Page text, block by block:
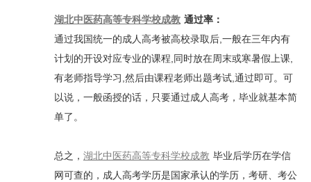
湖北中医药高等专科学校成教 通过率：
通过我国统一的成人高考被高校录取后,一般在三年内有
计划的开设对应专业的课程,同时放在周末或寒暑假上课,
有老师指导学习,然后由课程老师出题考试,通过即可。可
以说，一般函授的话，只要通过成人高考，毕业就基本简
单了。
总之， 湖北中医药高等专科学校成教 毕业后学历在学信
网可查的，成人高考学历是国家承认的学历，考研、考公